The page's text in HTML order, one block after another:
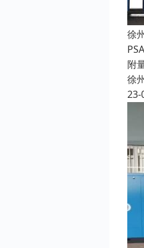
徐
附
徐
23-